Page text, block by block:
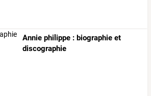
Annie philippe : biographie et
discographie